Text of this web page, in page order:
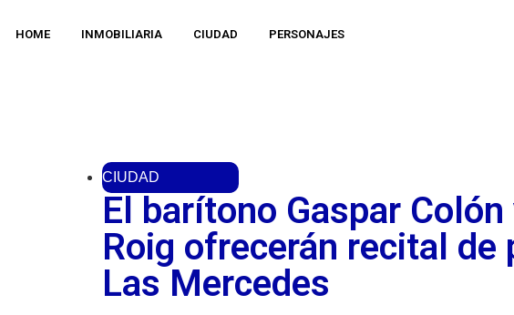
HOME INMOBILIARIA CIUDAD PERSONAJES
CIUDAD
El barítono Gaspar
Roig ofrecerán recital de
Las Mercedes